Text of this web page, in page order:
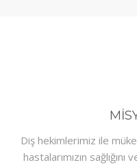
Diş hekimlerimiz ile
hastalarımızın